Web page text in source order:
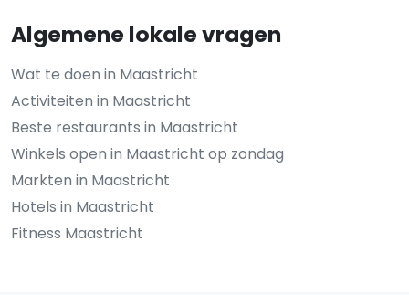
Algemene lokale vragen
Wat te doen in Maastricht
Activiteiten in Maastricht
Beste restaurants in Maastricht
Winkels open in Maastricht op zondag
Markten in Maastricht
Hotels in Maastricht
Fitness Maastricht